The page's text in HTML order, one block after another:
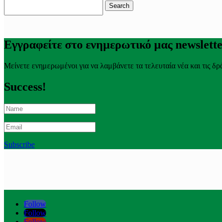
Εγγραφείτε στο ενημερωτικό μας
Μείνετε ενημερωμένοι για να λαμβάνετε τα τελευταία νέα και τις
Success!
Subscribe
Follow
Follow